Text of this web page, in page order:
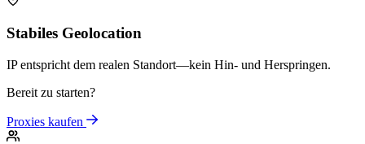
Stabiles Geolocation
IP entspricht dem realen Standort—kein Hin- und Herspringen.
Bereit zu starten?
Proxies kaufen